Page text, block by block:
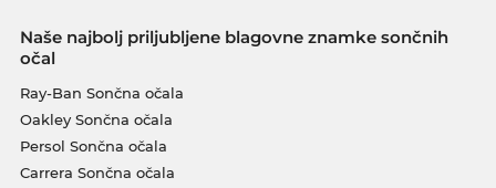
Naše najbolj priljubljene blagovne znamke sončnih
očal
Ray-Ban Sončna očala
Oakley Sončna očala
Persol Sončna očala
Carrera Sončna očala